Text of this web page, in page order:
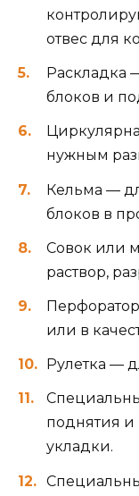
отвес для
Раскладка
блоков и
нужным
Кельма —
блоков в
Совок или
раствор,
или в
Рулетка —
поднятия и
укладки.